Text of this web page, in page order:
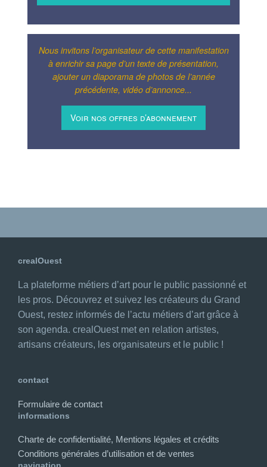
Nous invitons l’organisateur de cette manifestation
à enrichir sa page d’un texte de présentation,
ajouter un diaporama de photos de l’année
précédente, vidéo d’annonce...
Voir nos offres d’abonnement
crealOuest
La plateforme métiers d’art pour le public passionné et
les pros. Découvrez et suivez les créateurs du Grand
Ouest, restez informés de l’actu métiers d’art grâce à
son agenda. crealOuest met en relation artistes,
artisans créateurs, les organisateurs et le public !
contact
Formulaire de contact
informations
Charte de confidentialité, Mentions légales et crédits
Conditions générales d’utilisation et de ventes